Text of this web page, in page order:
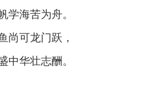
海苦为舟。
可龙门跃，
华壮志酬。